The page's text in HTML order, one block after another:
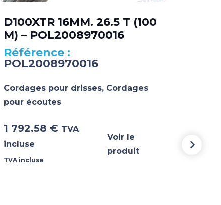
D100XTR 16MM. 26.5 T (100
M) – POL2008970016
POL2008970016
Cordages pour drisses, Cordages
pour écoutes
1 792.58 € TVA
incluse
TVA incluse
Voir le
produit